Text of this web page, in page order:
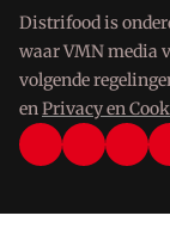
Distrifood is
waar VMN media
volgende
enPrivacy en